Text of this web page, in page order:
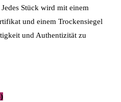
Stück wird mit einem
und einem Trockensiegel
und Authentizität zu